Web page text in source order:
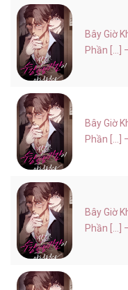
Bây Giờ
Phần [...]
Bây Giờ
Phần [...]
Bây Giờ
Phần [...]